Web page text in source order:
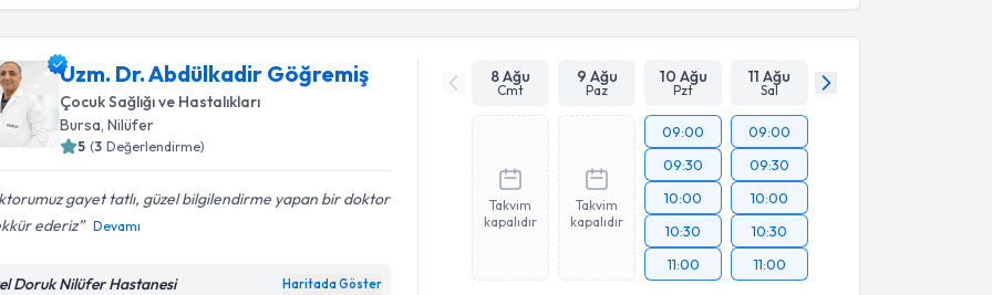
Uzm. Dr. Abdülkadir Göğremiş
Çocuk Sağlığı ve Hastalıkları
Bursa, Nilüfer
5 (3 Değerlendirme)
gayet tatlı, güzel bilgilendirme yapan bir doktor
ederiz
Devamı
Doruk Nilüfer Hastanesi Haritada Göster
8 Ağu
Cmt
9 Ağu
Paz
10 Ağu
Pzt
11 Ağu
Sal
Takvim
kapalıdır
Takvim
kapalıdır
09:00
09:30
10:00
10:30
11:00
09:00
09:30
10:00
10:30
11:00